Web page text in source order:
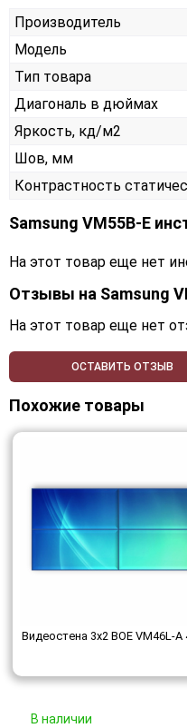
Производитель
Модель
Тип товара
Диагональ в дюймах
Яркость, кд/м2
Шов, мм
Контрастность
Samsung VM55B-E
На этот товар еще нет
Отзывы на Samsung
На этот товар еще нет
ОСТАВИТЬ ОТЗЫВ
Похожие товары
Видеостена 3x2 BOE VM46L-
В наличии